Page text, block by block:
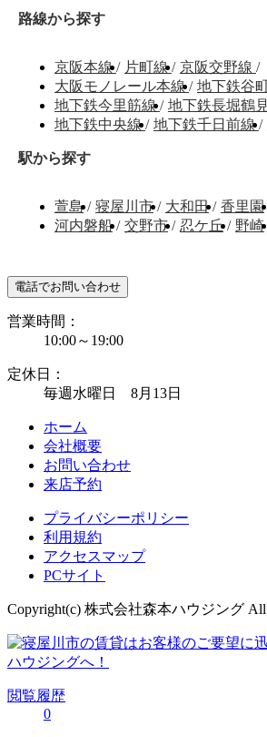
路線から探す
京阪本線/ 片町線/ 京阪交野線 /
大阪モノレール本線/ 地下鉄谷
地下鉄今里筋線/ 地下鉄長堀鶴
地下鉄中央線/ 地下鉄千日前線/
駅から探す
萱島 / 寝屋川市 / 大和田 / 香里園
河内磐船 / 交野市 / 忍ケ丘 / 野崎
電話でお問い合わせ
営業時間：
10:00～19:00
定休日：
毎週水曜日 8月13日
ホーム
会社概要
お問い合わせ
来店予約
プライバシーポリシー
利用規約
アクセスマップ
PCサイト
Copyright(c) 株式会社森本ハウジング All
閲覧履歴
0